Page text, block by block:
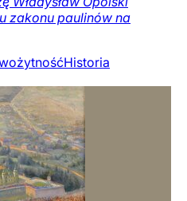
zakonu paulinów na
Historia